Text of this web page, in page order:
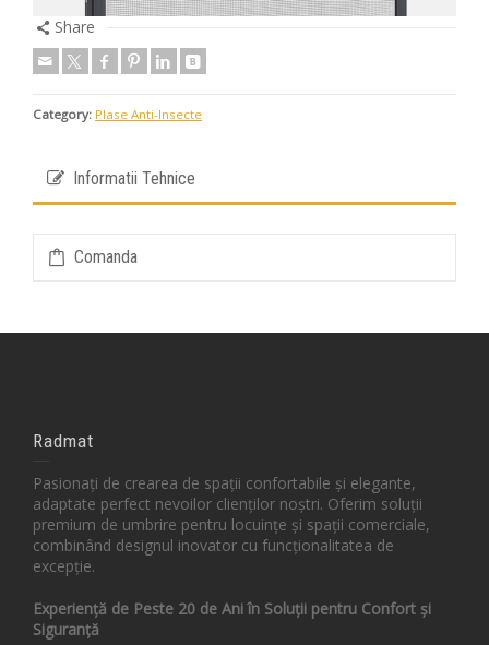
Share
Category: Plase Anti-Insecte
Informatii Tehnice
Comanda
Radmat
Pasionați de crearea de spații confortabile și elegante,
adaptate perfect nevoilor clienților noștri. Oferim soluții
premium de umbrire pentru locuințe și spații comerciale,
combinând designul inovator cu funcționalitatea de
excepție.
Experiență de Peste 20 de Ani în Soluții pentru Confort și
Siguranță